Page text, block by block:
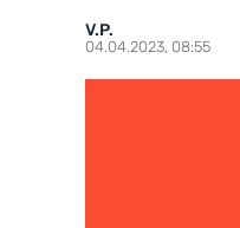
V.P.
04.04.2023, 08:55